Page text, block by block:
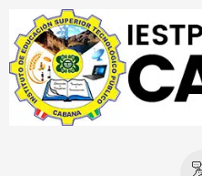
contenido
Navegación
entradas